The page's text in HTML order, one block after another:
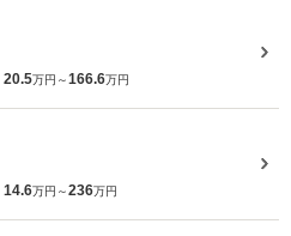
20.5万円～166.6万円
14.6万円～236万円